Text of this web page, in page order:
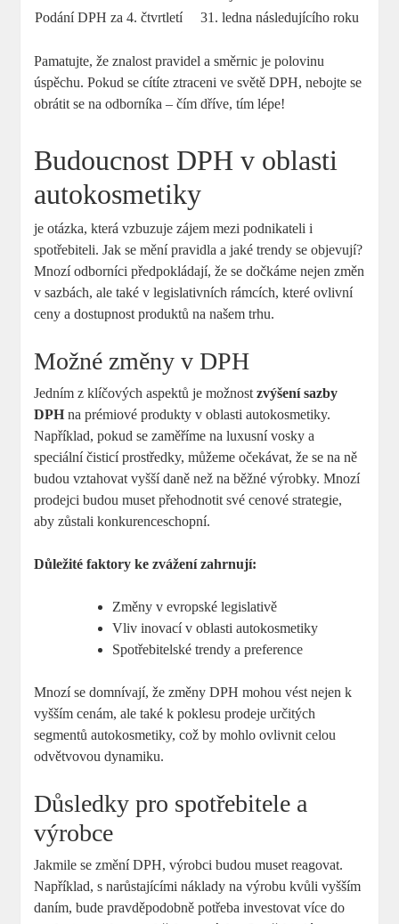
Podání ⁤DPH za 4. čtvrtletí
31. ledna následujícího roku
Pamatujte, že znalost pravidel a směrnic je polovinu
‌úspěchu. ​Pokud se ‌cítíte ztraceni ve světě ⁤DPH, nebojte se
obrátit se ⁢na odborníka – čím ‌dříve, tím lépe!
Budoucnost DPH v oblasti
autokosmetiky
je otázka, která vzbuzuje zájem mezi podnikateli i
spotřebiteli. ‌Jak se ⁢mění pravidla a jaké trendy se objevují?
Mnozí ⁤odborníci předpokládají, že ⁤se‌ dočkáme ⁤nejen změn
v sazbách, ale také‌ v legislativních rámcích, které ovlivní⁣
ceny⁣ a dostupnost produktů na našem trhu.
Možné změny v DPH
Jedním z klíčových aspektů ⁤je možnostzvýšení sazby
DPH na prémiové produkty v oblasti autokosmetiky.
Například, pokud se ⁤zaměříme na luxusní vosky a
speciální čisticí ‍prostředky, ⁤můžeme očekávat, že ⁣se na ně
budou vztahovat vyšší daně‍ než na běžné výrobky. Mnozí‌
prodejci‌ budou ⁢muset přehodnotit své cenové strategie,
aby‌ zůstali konkurenceschopní.
Důležité faktory ke zvážení zahrnují:
Změny ⁣v evropské legislativě
Vliv inovací v oblasti autokosmetiky
Spotřebitelské trendy a preference
Mnozí se domnívají, že změny DPH mohou vést​ nejen k
vyšším cenám, ‌ale také k poklesu prodeje určitých‌
segmentů autokosmetiky, což by‌ mohlo ovlivnit celou
odvětvovou dynamiku.
Důsledky pro spotřebitele a
výrobce
Jakmile se ⁢změní DPH, výrobci budou⁤ muset reagovat.
Například, s narůstajícími náklady‍ na výrobu kvůli⁢ vyšším
daním, bude pravděpodobně⁢ potřeba investovat více do⁢